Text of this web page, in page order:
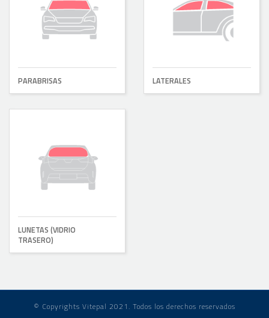
PARABRISAS LATERALES
LUNETAS (VIDRIO
TRASERO)
© Copyrights Vitepal 2021. Todos los derechos reservados